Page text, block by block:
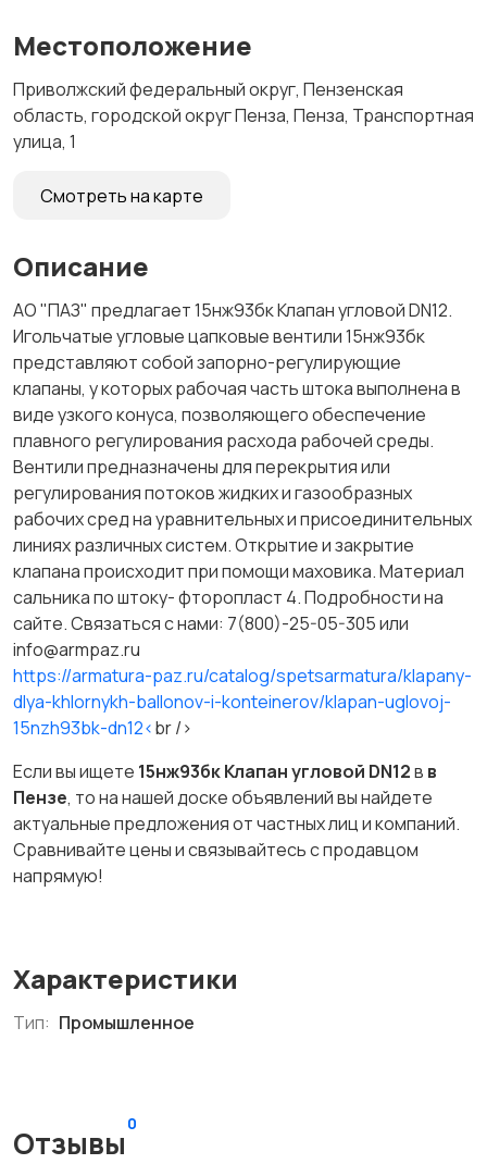
Местоположение
Приволжский федеральный округ, Пензенская
область, городской округ Пенза, Пенза, Транспортная
улица, 1
Смотреть на карте
Описание
АО "ПАЗ" предлагает 15нж93бк Клапан угловой DN12.
Игольчатые угловые цапковые вентили 15нж93бк
представляют собой запорно-регулирующие
клапаны, у которых рабочая часть штока выполнена в
виде узкого конуса, позволяющего обеспечение
плавного регулирования расхода рабочей среды.
Вентили предназначены для перекрытия или
регулирования потоков жидких и газообразных
рабочих сред на уравнительных и присоединительных
линиях различных систем. Открытие и закрытие
клапана происходит при помощи маховика. Материал
сальника по штоку- фторопласт 4. Подробности на
сайте. Связаться с нами: 7(800)-25-05-305 или
info@armpaz.ru
https://armatura-paz.ru/catalog/spetsarmatura/klapany-
dlya-khlornykh-ballonov-i-konteinerov/klapan-uglovoj-
15nzh93bk-dn12<br />
Если вы ищете 15нж93бк Клапан угловой DN12в в
Пензе, то на нашей доске объявлений вы найдете
актуальные предложения от частных лиц и компаний.
Сравнивайте цены и связывайтесь с продавцом
напрямую!
Характеристики
Тип: Промышленное
Отзывы
0